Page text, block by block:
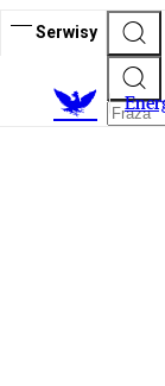
Serwisy
E